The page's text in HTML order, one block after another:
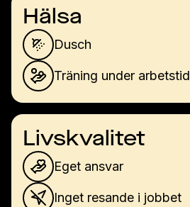
Hälsa
Dusch
Träning under arbetstid
Livskvalitet
Eget ansvar
Inget resande i jobbet